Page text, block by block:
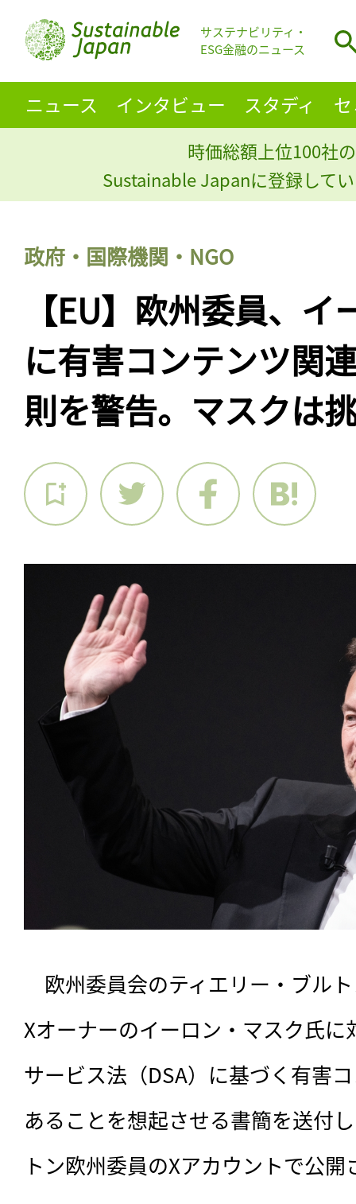
サステナビリティ・
ESG金融のニュース
ニュース インタビュー スタディ
時価総額上位100社
Sustainable Japanに登録して
政府・国際機関・NGO
【EU】欧州委員、
に有害コンテンツ関
則を警告。マスクは
欧州委員会のティエリー・ブル
Xオーナーのイーロン・マスク氏
サービス法（DSA）に基づく有害
あることを想起させる書簡を送付
トン欧州委員のXアカウントで公開